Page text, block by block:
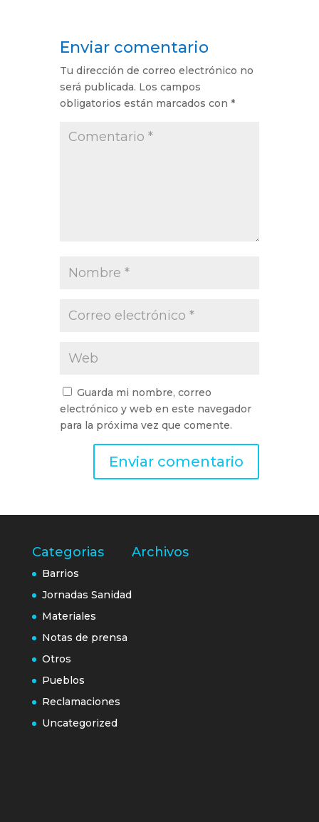
Enviar comentario
Tu dirección de correo electrónico no
será publicada. Los campos
obligatorios están marcados con *
Guarda mi nombre, correo
electrónico y web en este navegador
para la próxima vez que comente.
Categorias
Barrios
Jornadas Sanidad
Materiales
Notas de prensa
Otros
Pueblos
Reclamaciones
Uncategorized
Archivos